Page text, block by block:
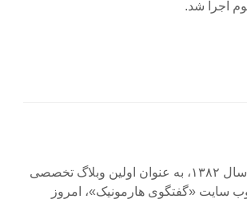
مجله آنلاین «گفتگوی هارمونیک» در سال ۱۳۸۲، به عنوان اولین وبلاگ تخصصی
سایت «گفتگوی هارمونیک»، امروز